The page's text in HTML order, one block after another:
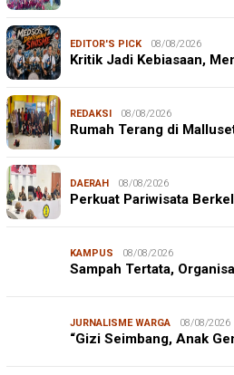
EDITOR'S PICK 08/08/2026
Kritik Jadi Kebiasaan,
REDAKSI 08/08/2026
Rumah Terang di
DAERAH 08/08/2026
Perkuat Pariwisata
KAMPUS 08/08/2026
Sampah Tertata,
JURNALISME WARGA 08/08/2026
“Gizi Seimbang, Anak